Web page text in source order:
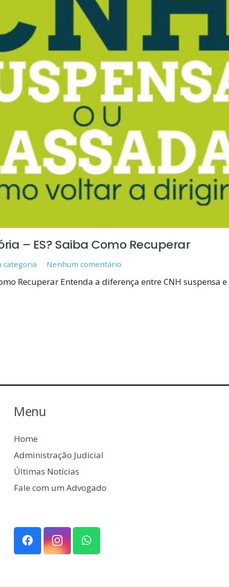
– ES? Saiba Como Recuperar
categoria Nenhum comentário
Recuperar Entenda a diferença entre CNH
Menu
Home
Administração Judicial
Últimas Notícias
Fale com um Advogado